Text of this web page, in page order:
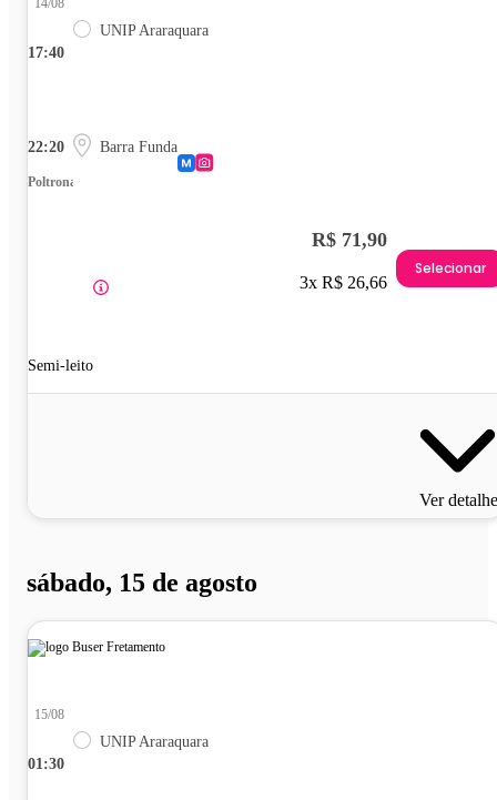
17:40
14/08
UNIP Araraquara
22:20 Barra Funda
Poltrona
Semi-leito
R$ 71,90
3x R$ 26,66
Selecionar
Ver
sábado, 15 de agosto
01:30
15/08
UNIP Araraquara